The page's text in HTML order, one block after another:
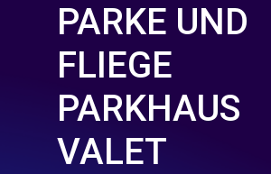
PARKE UND
FLIEGE
PARKHAUS
VALET